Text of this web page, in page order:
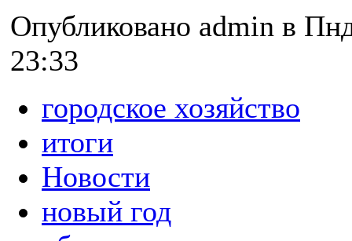
Опубликовано admin в
23:33
городское хозяйство
итоги
Новости
новый год